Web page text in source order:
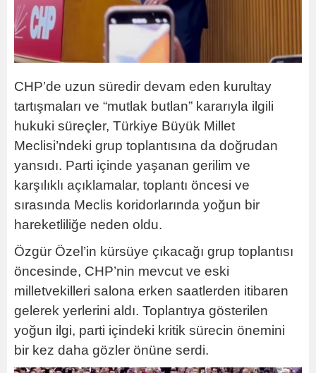
CHP’de uzun süredir devam eden kurultay
tartışmaları ve “mutlak butlan” kararıyla ilgili
hukuki süreçler, Türkiye Büyük Millet
Meclisi’ndeki grup toplantısına da doğrudan
yansıdı. Parti içinde yaşanan gerilim ve
karşılıklı açıklamalar, toplantı öncesi ve
sırasında Meclis koridorlarında yoğun bir
hareketliliğe neden oldu.
Özgür Özel’in kürsüye çıkacağı grup toplantısı
öncesinde, CHP’nin mevcut ve eski
milletvekilleri salona erken saatlerden itibaren
gelerek yerlerini aldı. Toplantıya gösterilen
yoğun ilgi, parti içindeki kritik sürecin önemini
bir kez daha gözler önüne serdi.